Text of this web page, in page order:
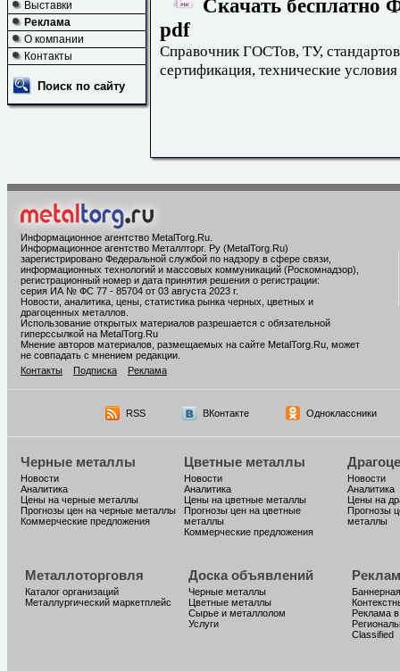
Выставки
Реклама
О компании
Контакты
Поиск по сайту
Скачать бесплатно
pdf
Справочник ГОСТов, ТУ,
сертификация, технические условия
Информационное агентство MetalTorg.Ru
Информационное агентство Металлторг. Ру (MetalTorg.Ru)
зарегистрировано Федеральной службой по надзору в сфере связи,
информационных технологий и массовых коммуникаций (Роскомнадзор),
регистрационный номер и дата принятия решения о регистрации:
серия ИА № ФС 77 - 85704 от 03 августа 2023 г.
Новости, аналитика, цены, статистика рынка черных, цветных и
драгоценных металлов.
Использование открытых материалов разрешается с обязательной
гиперссылкой на MetalTorg.Ru
Мнение авторов материалов, размещаемых на сайте MetalTorg.Ru, может
не совпадать с мнением редакции.
Контакты
Подписка Реклама
RSS ВКонтакте Одноклассники
Черные металлы
Новости
Аналитика
Цены на черные металлы
Прогнозы цен на черные металлы
Коммерческие предложения
Цветные металлы
Новости
Аналитика
Цены на цветные металлы
Прогнозы цен на цветные
металлы
Коммерческие предложения
Новости
Аналитика
Цены на
Прогнозы
металлы
Металлоторговля
Каталог организаций
Металлургический маркетплейс
Доска объявлений
Черные металлы
Цветные металлы
Сырье и металлолом
Услуги
Реклама
Classified